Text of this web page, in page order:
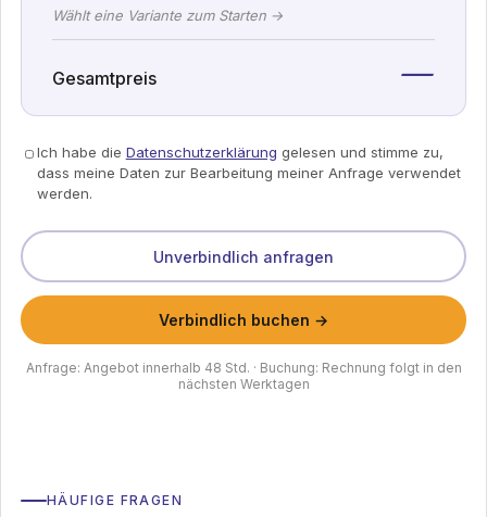
Wählt eine Variante zum Starten →
Gesamtpreis —
Ich habe die Datenschutzerklärung gelesen und stimme zu,
dass meine Daten zur Bearbeitung meiner Anfrage verwendet
werden.
Unverbindlich anfragen
Verbindlich buchen →
Anfrage: Angebot innerhalb 48 Std. · Buchung: Rechnung folgt in den
nächsten Werktagen
HÄUFIGE FRAGEN